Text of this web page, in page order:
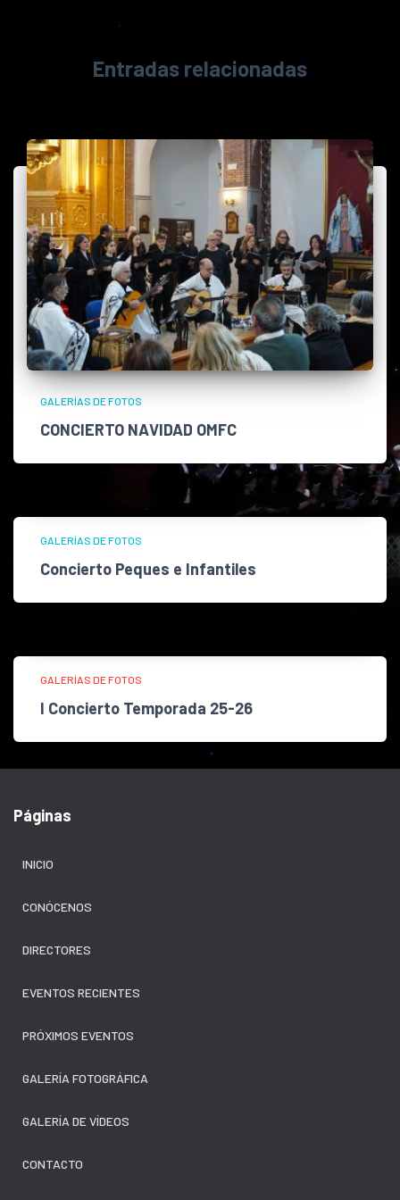
Entradas relacionadas
GALERÍAS DE FOTOS
CONCIERTO NAVIDAD OMFC
GALERÍAS DE FOTOS
Concierto Peques e Infantiles
GALERÍAS DE FOTOS
I Concierto Temporada 25-26
Páginas
INICIO
CONÓCENOS
DIRECTORES
EVENTOS RECIENTES
PRÓXIMOS EVENTOS
GALERÍA FOTOGRÁFICA
GALERÍA DE VÍDEOS
CONTACTO